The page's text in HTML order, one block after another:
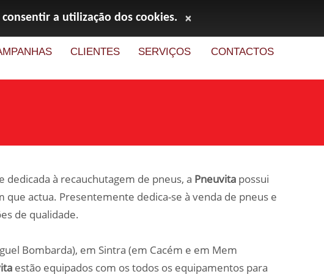
CLIENTES SERVIÇOS CONTACTOS
dedicada à recauchutagem de pneus, a Pneuvita possui
que actua. Presentemente dedica-se à venda de pneus e
de qualidade.
Bombarda), em Sintra (em Cacém e em Mem
estão equipados com os todos os equipamentos para
a utilização dos cookies. ×